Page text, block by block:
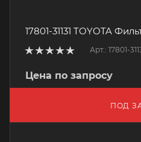
17801-31131 TOYOTA
Арт.: 17801-
Цена по запросу
ПОД